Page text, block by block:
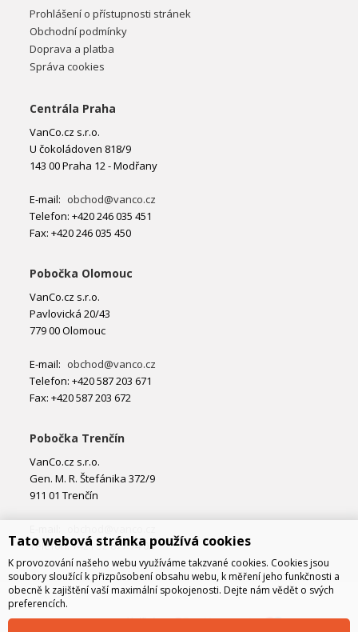
Prohlášení o přístupnosti stránek
Obchodní podmínky
Doprava a platba
Správa cookies
Centrála Praha
VanCo.cz s.r.o.
U čokoládoven 818/9
143 00 Praha 12 - Modřany
E-mail: obchod@vanco.cz
Telefon: +420 246 035 451
Fax: +420 246 035 450
Pobočka Olomouc
VanCo.cz s.r.o.
Pavlovická 20/43
779 00 Olomouc
E-mail: obchod@vanco.cz
Telefon: +420 587 203 671
Fax: +420 587 203 672
Pobočka Trenčín
VanCo.cz s.r.o.
Gen. M. R. Štefánika 372/9
911 01 Trenčín
Telefon: +421 32 877 74 02
Tato webová stránka používá cookies
K provozování našeho webu využíváme takzvané cookies. Cookies jsou
soubory sloužící k přizpůsobení obsahu webu, k měření jeho funkčnosti a
obecně k zajištění vaší maximální spokojenosti. Dejte nám vědět o svých
preferencích.